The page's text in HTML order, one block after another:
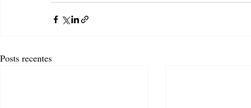
Posts recentes